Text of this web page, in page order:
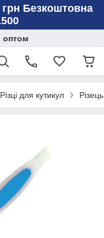
Безкоштовна
оптом
Різці для кутикул